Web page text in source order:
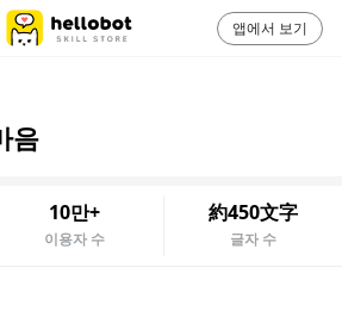
음
10만+
이용자 수
約450文字
글자 수
앱에서 보기